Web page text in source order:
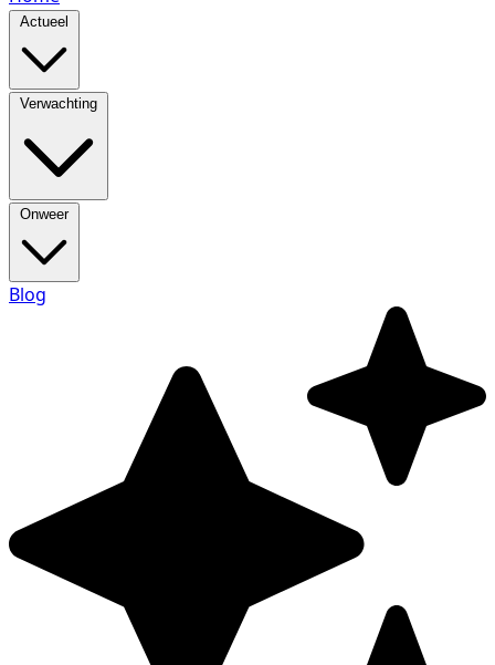
Actueel
Verwachting
Onweer
Blog